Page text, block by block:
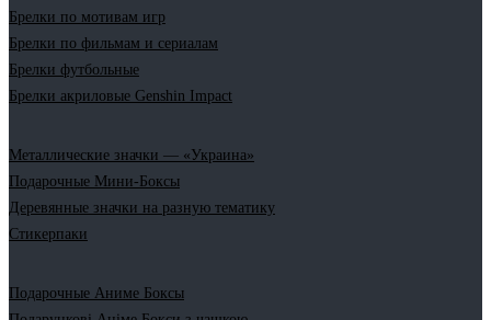
Брелки по мотивам игр
Брелки по фильмам и сериалам
Брелки футбольные
Брелки акриловые Genshin Impact
Металлические значки — «Украина»
Подарочные Мини-Боксы
Деревянные значки на разную тематику
Стикерпаки
Подарочные Аниме Боксы